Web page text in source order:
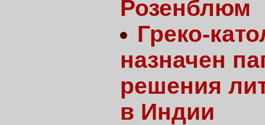
Розенблюм
Греко-
назначен
решения
в Индии